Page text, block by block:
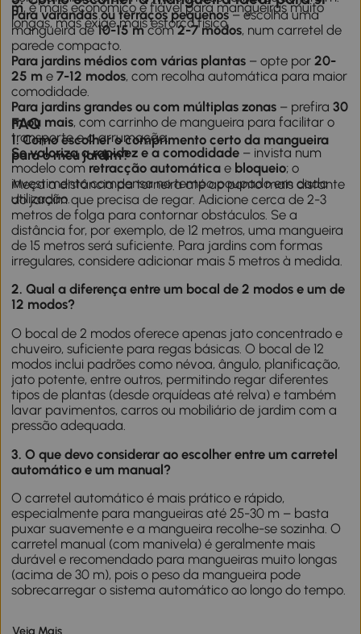
m, é mais económico e fiável para mangueiras muito
longas, mas exige mais esforço físico.
Para varandas ou terraços pequenos– escolha uma
mangueira de10-15 mcom2-7 modos, num carretel de
parede compacto.
Para jardins médios com várias plantas – opte por20-
25 m e7-12 modos, com recolha automática para maior
comodidade.
Para jardins grandes ou com múltiplas zonas – prefira30
m ou mais, com carrinho de mangueira para facilitar o
transporte e a arrumação.
Se valoriza a rapidez e a comodidade – invista num
modelo com retracção automática e bloqueio; o
investimento compensa no tempo poupado em cada
utilização.
FAQ
1. Como escolher o comprimento certo da mangueira
para o meu jardim?
Meça a distância da torneira até ao ponto mais distante
do jardim que precisa de regar. Adicione cerca de 2-3
metros de folga para contornar obstáculos. Se a
distância for, por exemplo, de 12 metros, uma mangueira
de 15 metros será suficiente. Para jardins com formas
irregulares, considere adicionar mais 5 metros à medida.
2. Qual a diferença entre um bocal de 2 modos e um de
12 modos?
O bocal de 2 modos oferece apenas jato concentrado e
chuveiro, suficiente para regas básicas. O bocal de 12
modos inclui padrões como névoa, ângulo, planificação,
jato potente, entre outros, permitindo regar diferentes
tipos de plantas (desde orquídeas até relva) e também
lavar pavimentos, carros ou mobiliário de jardim com a
pressão adequada.
3. O que devo considerar ao escolher entre um carretel
automático e um manual?
O carretel automático é mais prático e rápido,
especialmente para mangueiras até 25-30 m – basta
puxar suavemente e a mangueira recolhe-se sozinha. O
carretel manual (com manivela) é geralmente mais
durável e recomendado para mangueiras muito longas
(acima de 30 m), pois o peso da mangueira pode
sobrecarregar o sistema automático ao longo do tempo.